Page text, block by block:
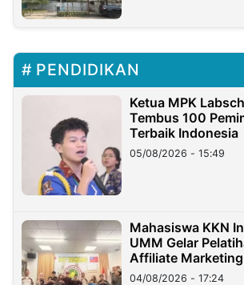
PENDIDIKAN
Ketua MPK
Tembus 100
Terbaik Indonesia
05/08/2026 - 15:49
Mahasiswa KKN
UMM Gelar
Affiliate
Migran Indonesia
04/08/2026 - 17:24